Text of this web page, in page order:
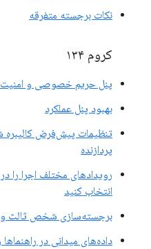
نکات برجسته متفرقه
کروم ۱۳۴
پنل حریم خصوصی و امنیت
بهبود پنل عملکرد
تنظیمات پیش‌فرض کالیبره
پردازنده
رویدادهای مختلف اجرا
انتخاب کنید
برجسته‌سازی شخص ثالث
داده‌های میدانی در